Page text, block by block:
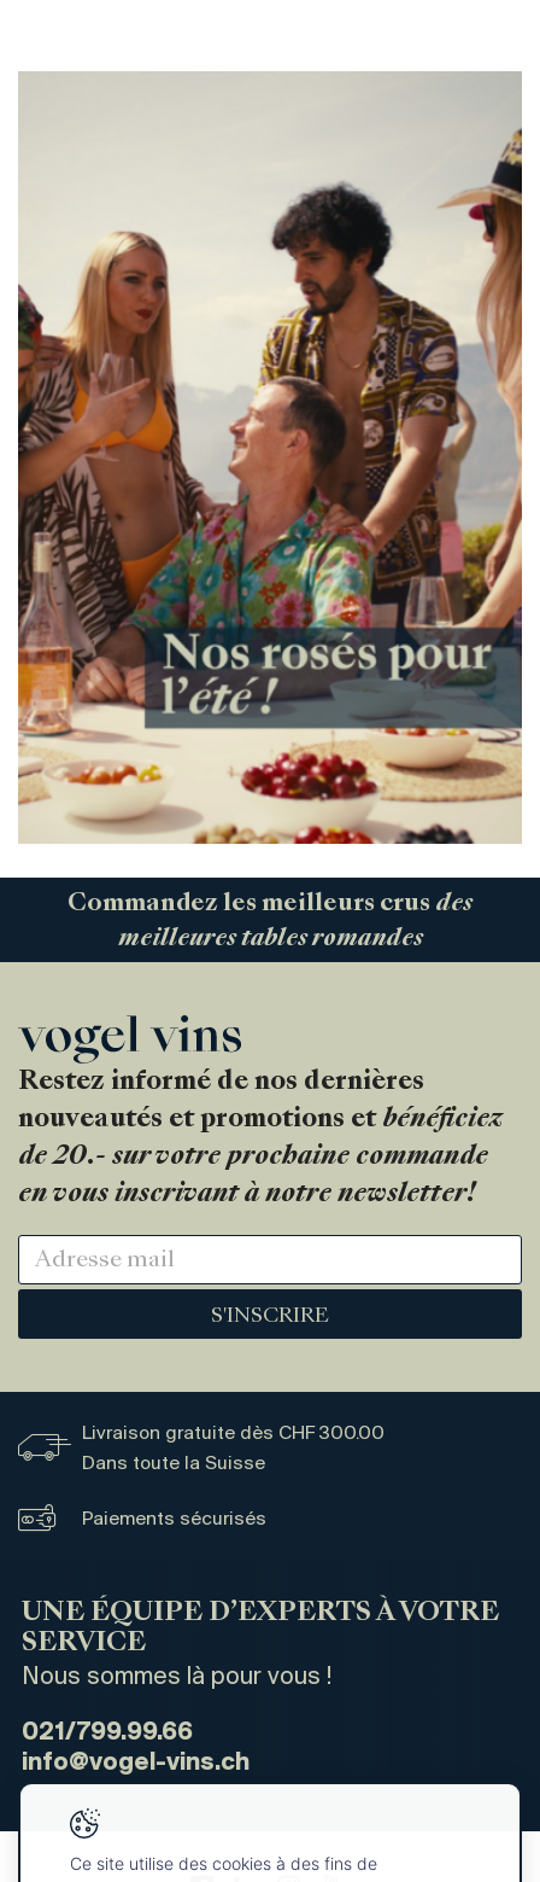
Commandez les meilleurs crus des
meilleures tables romandes
Restez informé de nos dernières
nouveautés et promotions et bénéficiez
de 20.- sur votre prochaine commande
en vous inscrivant à notre newsletter!
S'INSCRIRE
Livraison gratuite dès CHF 300.00
Dans toute la Suisse
Paiements sécurisés
UNE ÉQUIPE D’EXPERTS À VOTRE
SERVICE
Nous sommes là pour vous !
021/799.99.66
info@vogel-vins.ch
Ce site utilise des cookies à des fins de